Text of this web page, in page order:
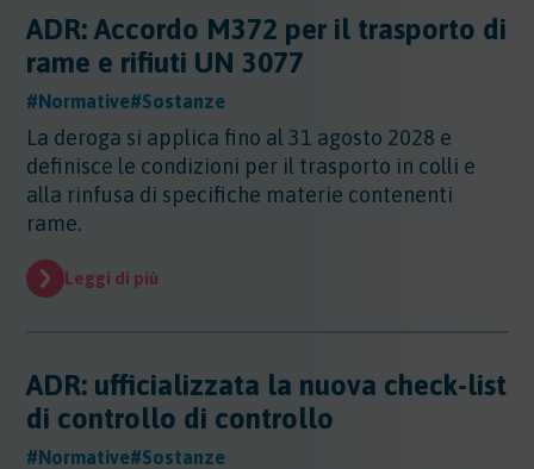
Altri Settori
Altri Settori
Altri Settori - Beni culturali
Altri Settori - Formazione
Altri Settori - Giurisprudenza
Altri Settori - Territorio
Altri Settori - Sanità
Ambiente
Ambiente - Acque
Ambiente - Aria
Ambiente - Inquinamento Luminoso
Ambiente - Inquinamento Elettromagnetico
Ambiente - Inquinamento Acustico
Ambiente - Autorizzazione Unica Ambientale
Approfondimenti
Approfondimenti
Certificazioni
Certificazioni - Qualità
Certificazioni - Sicurezza
Certificazioni - CSR
Documenti
Documenti
ADR: Accordo M372 per il trasporto di
rame e rifiuti UN 3077
#Normative#Sostanze
La deroga si applica fino al 31 agosto 2028 e
definisce le condizioni per il trasporto in colli e
alla rinfusa di specifiche materie contenenti
rame.
Leggi di più
ADR: ufficializzata la nuova check-list
di controllo di controllo
#Normative#Sostanze